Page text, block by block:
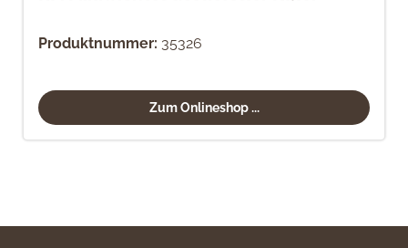
Produktnummer: 35326
Zum Onlineshop ...